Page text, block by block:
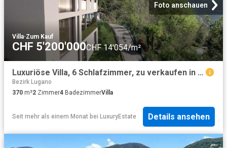
Foto anschauen
Villa·Zum Kauf
CHF 5'200'000CHF 14'054/m²
Luxuriöse Villa, 6 Schlafzimmer, zu verkaufen in Vico Morcote, Tessin
Bezirk Lugano
370 m²2 Zimmer4 BadezimmerVilla
Seit mehr als einem Monat bei LuxuryEstate Details ansehen